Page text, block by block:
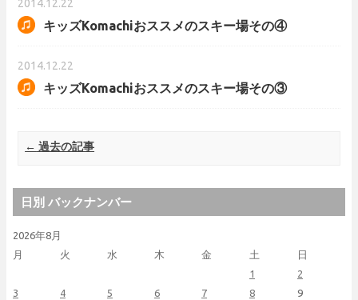
2014.12.22
キッズKomachiおススメのスキー場その④
2014.12.22
キッズKomachiおススメのスキー場その③
Post navigation
← 過去の記事
日別 バックナンバー
2026年8月
月
火 水 木 金 土 日
1
2
3
4 5 6 7 8
9